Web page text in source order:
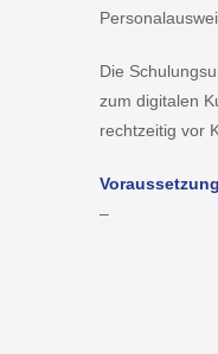
Die
zum digitalen
rechtzeitig vor
–